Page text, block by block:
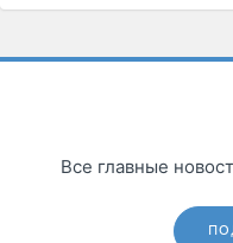
Все главные